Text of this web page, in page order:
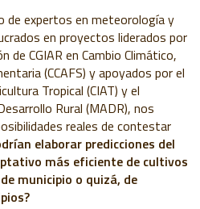
de expertos en meteorología y
en proyectos liderados por
de CGIAR en Cambio Climático,
(CCAFS) y apoyados por el
Tropical (CIAT) y el
Rural (MADR), nos
reales de contestar
elaborar predicciones del
más eficiente de cultivos
municipio o quizá, de